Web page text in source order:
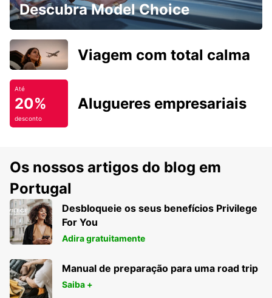
Descubra Model Choice
Viagem com total calma
Até
20%
desconto
Alugueres empresariais
Os nossos artigos do blog em
Portugal
Desbloqueie os seus benefícios Privilege
For You
Adira gratuitamente
Manual de preparação para uma road trip
Saiba +